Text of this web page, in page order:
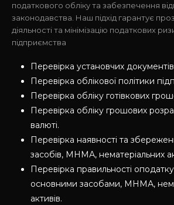
податкового обліку та забезпечення
законодавства. Наш підхід гарантує
діяльності та мінімізацію податкових
підприємства
Перевірка установчих
Перевірка облікової політики
Перевірка обліку готівкових
Перевірка обліку грошових
валюті.
Перевірка наявності та
засобів, МНМА, нематеріальних
Перевірка правильності
основними засобами, МНМА,
активів.